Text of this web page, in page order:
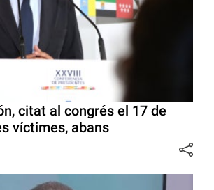
citat al congrés el 17 de
víctimes, abans